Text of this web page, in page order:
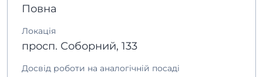
Повна
Локація
просп. Соборний, 133
Досвід роботи на аналогічній посаді